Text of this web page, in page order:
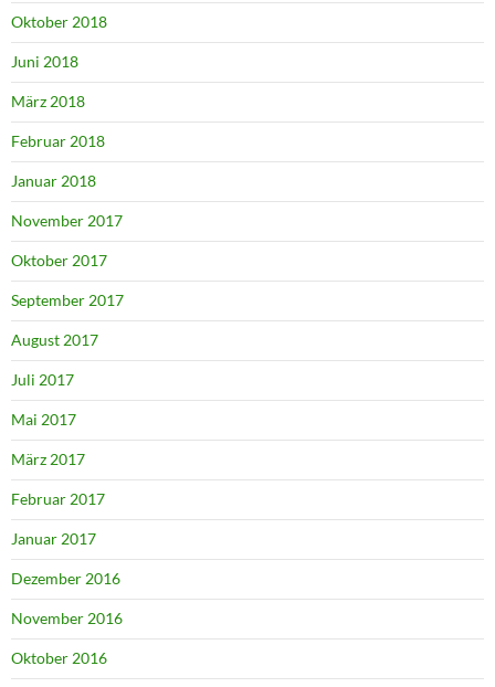
Oktober 2018
Juni 2018
März 2018
Februar 2018
Januar 2018
November 2017
Oktober 2017
September 2017
August 2017
Juli 2017
Mai 2017
März 2017
Februar 2017
Januar 2017
Dezember 2016
November 2016
Oktober 2016